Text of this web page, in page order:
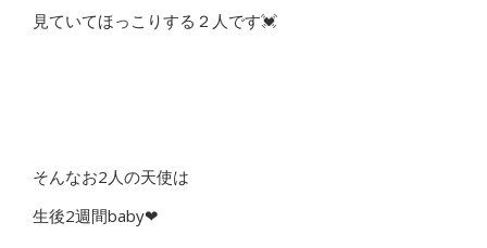
見ていてほっこりする２人です💓
そんなお2人の天使は
生後2週間baby❤︎